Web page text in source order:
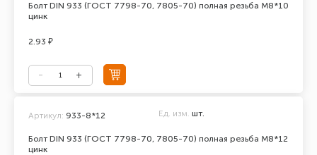
Болт DIN 933 (ГОСТ 7798-70, 7805-70) полная резьба М8*10
цинк
2.93 ₽
Болт DIN 933 (ГОСТ 7798-70, 7805-70) полная резьба М8*12
цинк
Артикул: 933-8*12 Ед. изм. шт.